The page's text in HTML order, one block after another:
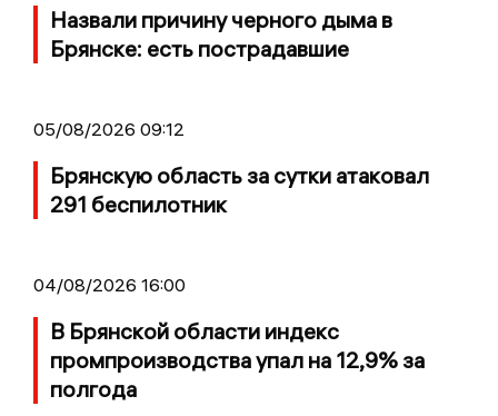
Назвали причину черного дыма в
Брянске: есть пострадавшие
05/08/2026 09:12
Брянскую область за сутки атаковал
291 беспилотник
04/08/2026 16:00
В Брянской области индекс
промпроизводства упал на 12,9% за
полгода